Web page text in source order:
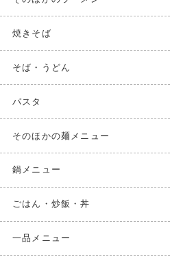
焼きそば
そば・うどん
パスタ
そのほかの麺メニュー
鍋メニュー
ごはん・炒飯・丼
一品メニュー